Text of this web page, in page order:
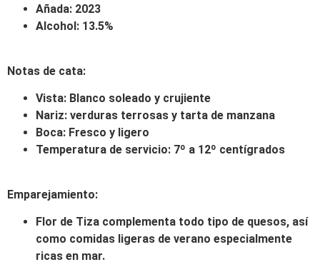
Añada: 2023
Alcohol: 13.5%
Notas de cata:
Vista: Blanco soleado y crujiente
Nariz: verduras terrosas y tarta de manzana
Boca: Fresco y ligero
Temperatura de servicio: 7º a 12º centígrados
Emparejamiento:
Flor de Tiza complementa todo tipo de quesos, así
como comidas ligeras de verano especialmente
ricas en mar.